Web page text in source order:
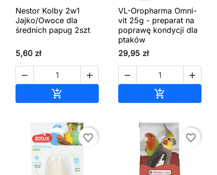
Nestor Kolby 2w1
Jajko/Owoce dla
średnich papug 2szt
5,60 zł
 

VL-Oropharma Omni-
vit 25g - preparat na
poprawę kondycji dla
ptaków
29,95 zł
 

favorite_border favorite_border